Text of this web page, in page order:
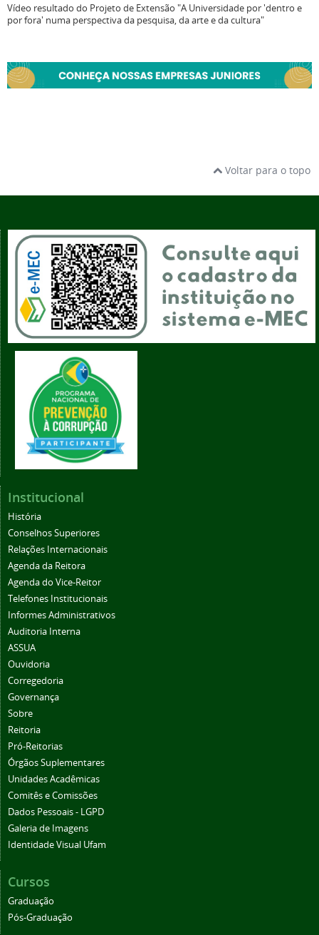
Vídeo resultado do Projeto de Extensão "A Universidade por 'dentro e
por fora' numa perspectiva da pesquisa, da arte e da cultura"
Voltar para o topo
Institucional
História
Conselhos Superiores
Relações Internacionais
Agenda da Reitora
Agenda do Vice-Reitor
Telefones Institucionais
Informes Administrativos
Auditoria Interna
ASSUA
Ouvidoria
Corregedoria
Governança
Sobre
Reitoria
Pró-Reitorias
Órgãos Suplementares
Unidades Acadêmicas
Comitês e Comissões
Dados Pessoais - LGPD
Galeria de Imagens
Identidade Visual Ufam
Cursos
Graduação
Pós-Graduação